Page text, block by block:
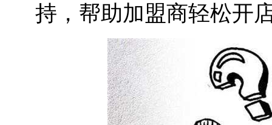
持，帮助加盟商轻松开